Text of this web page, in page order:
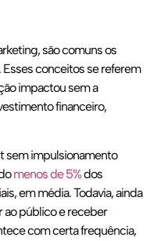
são comuns os
conceitos se referem
impactou sem a
financeiro,
sem impulsionamento
menos de 5%dos
em média. Todavia, ainda
ao público e receber
com certa frequência,